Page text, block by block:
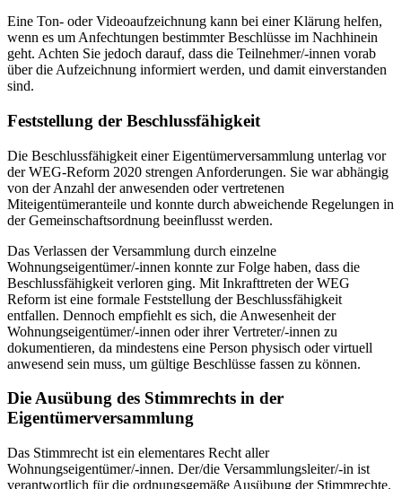
Eine Ton- oder Videoaufzeichnung kann bei einer Klärung helfen,
wenn es um Anfechtungen bestimmter Beschlüsse im Nachhinein
geht. Achten Sie jedoch darauf, dass die Teilnehmer/-innen vorab
über die Aufzeichnung informiert werden, und damit einverstanden
sind.
Feststellung der Beschlussfähigkeit
Die Beschlussfähigkeit einer Eigentümerversammlung unterlag vor
der WEG-Reform 2020 strengen Anforderungen. Sie war abhängig
von der Anzahl der anwesenden oder vertretenen
Miteigentümeranteile und konnte durch abweichende Regelungen in
der Gemeinschaftsordnung beeinflusst werden.
Das Verlassen der Versammlung durch einzelne
Wohnungseigentümer/-innen konnte zur Folge haben, dass die
Beschlussfähigkeit verloren ging. Mit Inkrafttreten der WEG
Reform ist eine formale Feststellung der Beschlussfähigkeit
entfallen. Dennoch empfiehlt es sich, die Anwesenheit der
Wohnungseigentümer/-innen oder ihrer Vertreter/-innen zu
dokumentieren, da mindestens eine Person physisch oder virtuell
anwesend sein muss, um gültige Beschlüsse fassen zu können.
Die Ausübung des Stimmrechts in der
Eigentümerversammlung
Das Stimmrecht ist ein elementares Recht aller
Wohnungseigentümer/-innen. Der/die Versammlungsleiter/-in ist
verantwortlich für die ordnungsgemäße Ausübung der Stimmrechte.